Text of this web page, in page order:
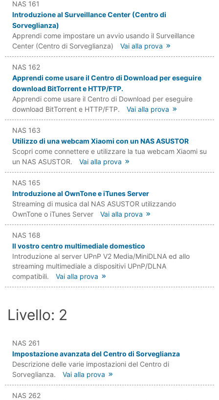
NAS 161
Introduzione al Surveillance Center (Centro di
Sorveglianza)
Apprendi come impostare un avvio usando il Surveillance
Center (Centro di Sorveglianza)
Vai alla prova
NAS 162
Apprendi come usare il Centro di Download per eseguire
download BitTorrent e HTTP/FTP.
Apprendi come usare il Centro di Download per eseguire
download BitTorrent e HTTP/FTP.
Vai alla prova
NAS 163
Utilizzo di una webcam Xiaomi con un NAS ASUSTOR
Scopri come connettere e utilizzare la tua webcam Xiaomi su
un NAS ASUSTOR.
Vai alla prova
NAS 165
Introduzione al OwnTone e iTunes Server
Streaming di musica dal NAS ASUSTOR utilizzando
OwnTone o iTunes Server
Vai alla prova
NAS 168
Il vostro centro multimediale domestico
Introduzione al server UPnP V2 Media/MiniDLNA ed allo
streaming multimediale a dispositivi UPnP/DLNA
compatibili.
Vai alla prova
Livello: 2
NAS 261
Impostazione avanzata del Centro di Sorveglianza
Descrizione delle varie impostazioni del Centro di
Sorveglianza.
Vai alla prova
NAS 262